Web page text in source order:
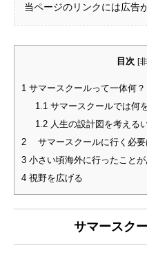
当ページのリンクには広告
目次 [
1 サマースクールって一体何？
1.1サマースクールでは何
1.2人生の設計図を考える
2 サマースクールに行く必要
3 小さい頃海外に行ったこと
4 視野を広げる
サマースク